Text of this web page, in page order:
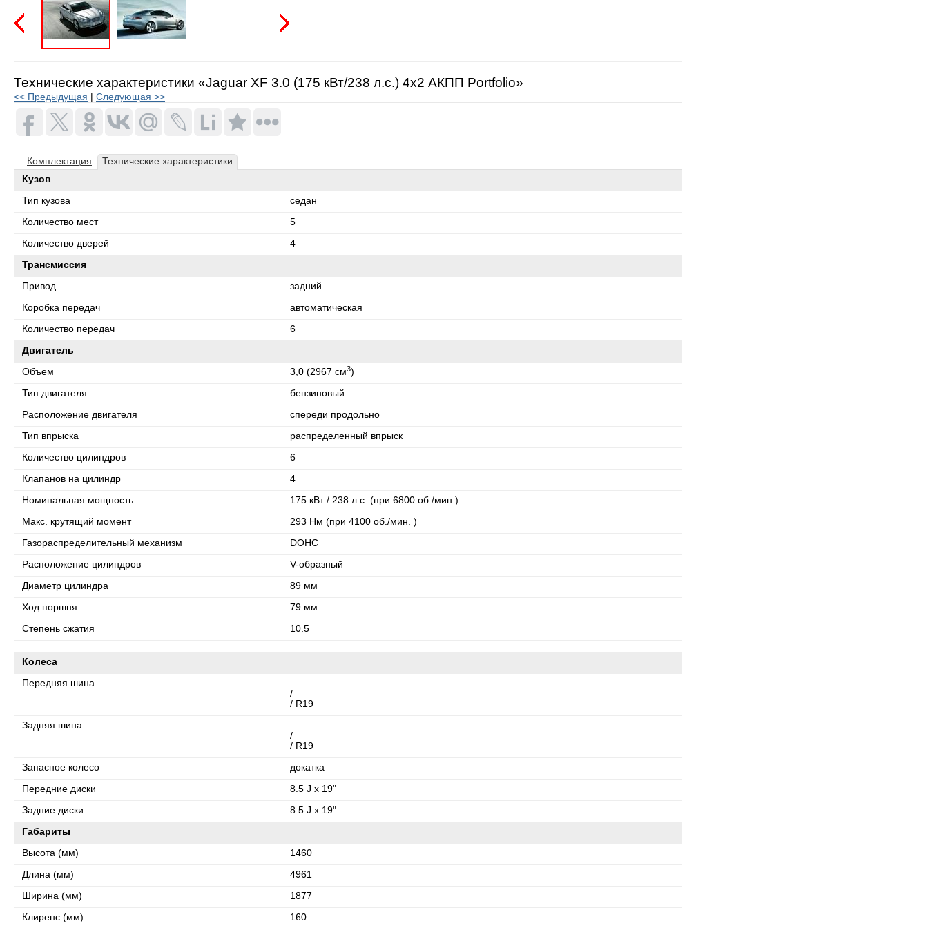
Технические характеристики «Jaguar XF 3.0 (175 кВт/238 л.с.) 4x2 АКПП Portfolio»
<< Предыдущая Следующая >>
Комплектация
Технические характеристики
Кузов
Тип кузова седан
Количество мест 5
Количество дверей 4
Трансмиссия
Привод задний
Коробка передач автоматическая
Количество передач 6
Двигатель
Объем 3,0 (2967 см3)
Тип двигателя бензиновый
Расположение двигателя спереди продольно
Тип впрыска распределенный впрыск
Количество цилиндров 6
Клапанов на цилиндр 4
Номинальная мощность 175 кВт / 238 л.с. (при 6800 об./мин.)
Макс. крутящий момент 293 Нм (при 4100 об./мин. )
Газораспределительный механизм DOHC
Расположение цилиндров V-образный
Диаметр цилиндра 89 мм
Ход поршня 79 мм
Степень сжатия 10.5
Колеса
Передняя шина
/
/ R19
Задняя шина
/
/ R19
Запасное колесо докатка
Передние диски 8.5 J x 19"
Задние диски 8.5 J x 19"
Габариты
Высота (мм) 1460
Длина (мм) 4961
Ширина (мм) 1877
Клиренс (мм) 160